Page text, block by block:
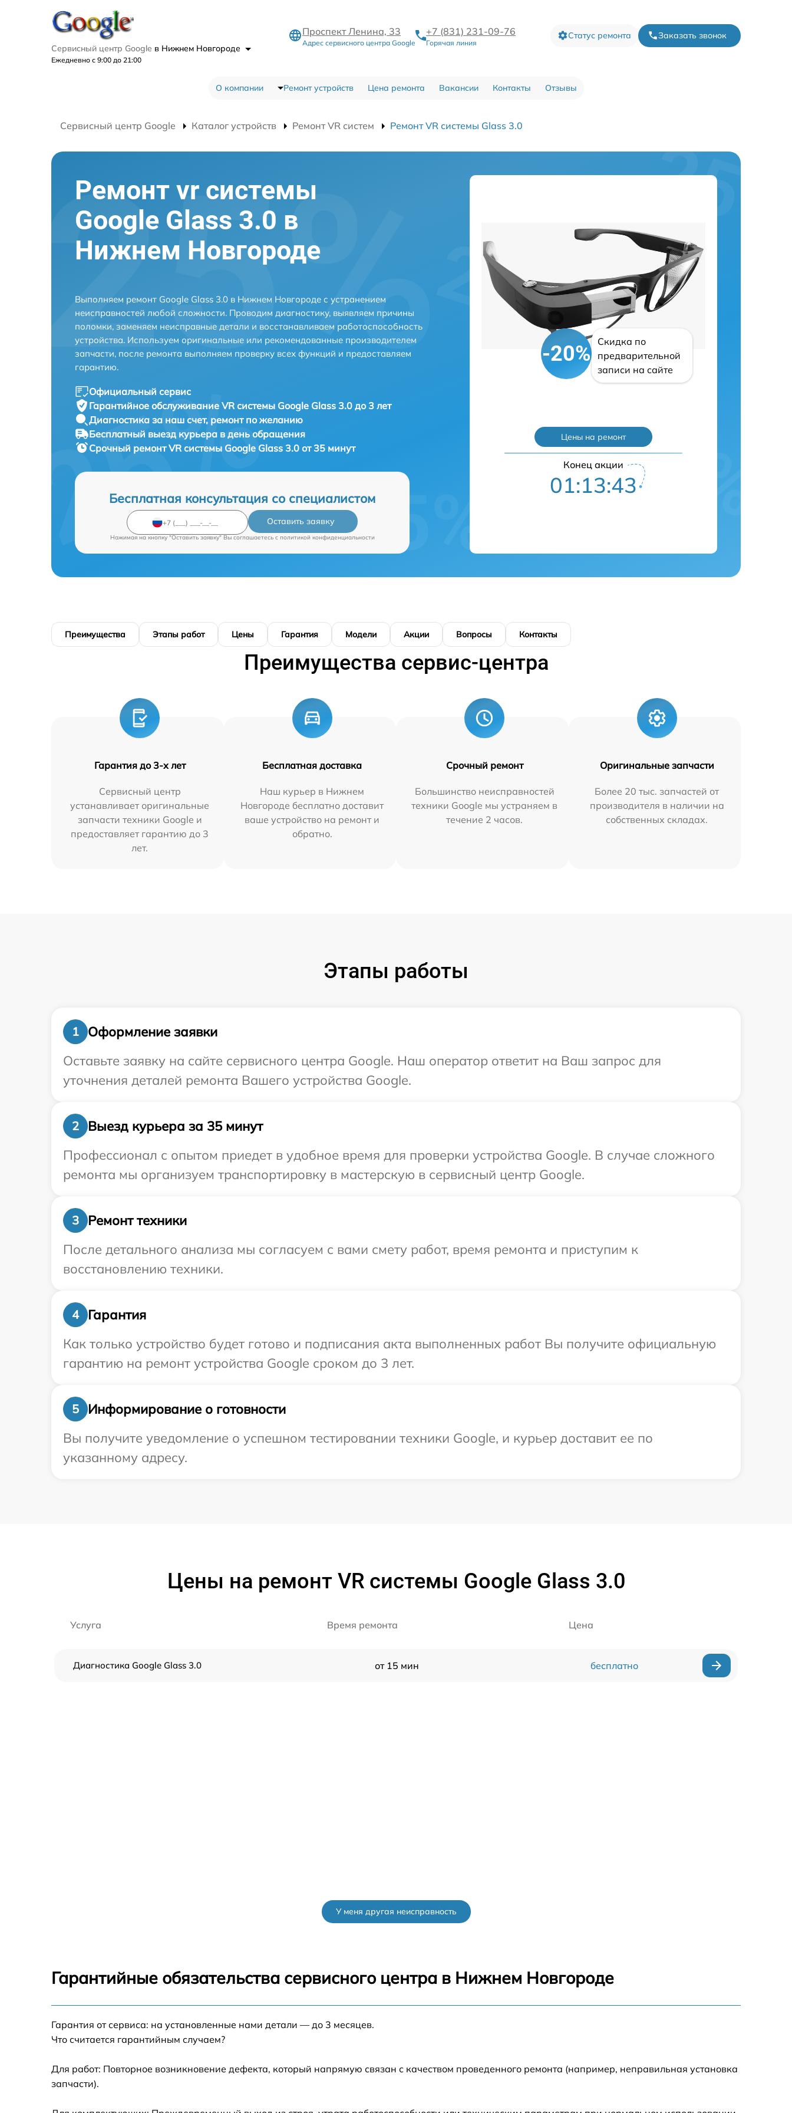
Сервисный центр Google в Нижнем Новгороде
Ежедневно с 9:00 до 21:00
Проспект Ленина, 33
Адрес сервисного центра Google
+7 (831) 231-09-76
Горячая линия
Статус ремонта Заказать звонок
О компании Ремонт устройств Цена ремонта Вакансии Контакты Отзывы
Сервисный центр Google Каталог устройств Ремонт VR систем Ремонт VR системы Glass 3.0
Ремонт vr системы
Google Glass 3.0 в
Нижнем Новгороде
Выполняем ремонт Google Glass 3.0 в Нижнем Новгороде с устранением
неисправностей любой сложности. Проводим диагностику, выявляем причины
поломки, заменяем неисправные детали и восстанавливаем работоспособность
устройства. Используем оригинальные или рекомендованные производителем
запчасти, после ремонта выполняем проверку всех функций и предоставляем
гарантию.
Официальный сервис
Гарантийное обслуживание VR системы Google Glass 3.0 до 3 лет
Диагностика за наш счет, ремонт по желанию
Бесплатный выезд курьера в день обращения
Срочный ремонтVR системы Google Glass 3.0 от 35 минут
Бесплатная консультация со специалистом
Оставить заявку
Нажимая на кнопку "Оставить заявку" Вы соглашаетесь c политикой конфиденциальности
-20%
Скидка по
предварительной
записи на сайте
Цены на ремонт
Конец акции
01:13:42
Преимущества Этапы работ Цены Гарантия Модели Акции Вопросы Контакты
Преимущества сервис-центра
Гарантия до 3-х лет
Сервисный центр
устанавливает оригинальные
запчасти техники Google и
предоставляет гарантию до 3
лет.
Бесплатная доставка
Наш курьер в Нижнем
Новгороде бесплатно доставит
ваше устройство на ремонт и
обратно.
Срочный ремонт
Большинство неисправностей
техники Google мы устраняем в
течение 2 часов.
Оригинальные запчасти
Более 20 тыс. запчастей от
производителя в наличии на
собственных складах.
Этапы работы
1
Оформление заявки
Оставьте заявку на сайте сервисного центра Google. Наш оператор ответит на Ваш запрос для
уточнения деталей ремонта Вашего устройства Google.
2
Выезд курьера за 35 минут
Профессионал с опытом приедет в удобное время для проверки устройства Google. В случае сложного
ремонта мы организуем транспортировку в мастерскую в сервисный центр Google.
3
Ремонт техники
После детального анализа мы согласуем с вами смету работ, время ремонта и приступим к
восстановлению техники.
4
Гарантия
Как только устройство будет готово и подписания акта выполненных работ Вы получите официальную
гарантию на ремонт устройства Google сроком до 3 лет.
5
Информирование о готовности
Вы получите уведомление о успешном тестировании техники Google, и курьер доставит ее по
указанному адресу.
Цены на ремонт VR системы Google Glass 3.0
Услуга Время ремонта Цена
Диагностика Google Glass 3.0 от 15 мин бесплатно
У меня другая неисправность
Гарантийные обязательства сервисного центра в Нижнем Новгороде
Гарантия от сервиса: на установленные нами детали — до 3 месяцев.
Что считается гарантийным случаем?
Для работ: Повторное возникновение дефекта, который напрямую связан с качеством проведенного ремонта (например, неправильная установка
запчасти).